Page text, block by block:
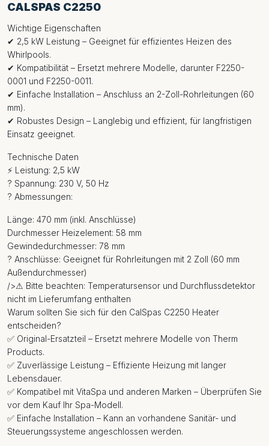
CALSPAS C2250
Wichtige Eigenschaften
✔ 2,5 kW Leistung – Geeignet für effizientes Heizen des
Whirlpools.
✔ Kompatibilität – Ersetzt mehrere Modelle, darunter F2250-
0001 und F2250-0011.
✔ Einfache Installation – Anschluss an 2-Zoll-Rohrleitungen (60
mm).
✔ Robustes Design – Langlebig und effizient, für langfristigen
Einsatz geeignet.
Technische Daten
⚡ Leistung: 2,5 kW
? Spannung: 230 V, 50 Hz
? Abmessungen:
Länge: 470 mm (inkl. Anschlüsse)
Durchmesser Heizelement: 58 mm
Gewindedurchmesser: 78 mm
? Anschlüsse: Geeignet für Rohrleitungen mit 2 Zoll (60 mm
Außendurchmesser)
/>⚠ Bitte beachten: Temperatursensor und Durchflussdetektor
nicht im Lieferumfang enthalten
Warum sollten Sie sich für den CalSpas C2250 Heater
entscheiden?
✅ Original-Ersatzteil – Ersetzt mehrere Modelle von Therm
Products.
✅ Zuverlässige Leistung – Effiziente Heizung mit langer
Lebensdauer.
✅ Kompatibel mit VitaSpa und anderen Marken – Überprüfen Sie
vor dem Kauf Ihr Spa-Modell.
✅ Einfache Installation – Kann an vorhandene Sanitär- und
Steuerungssysteme angeschlossen werden.